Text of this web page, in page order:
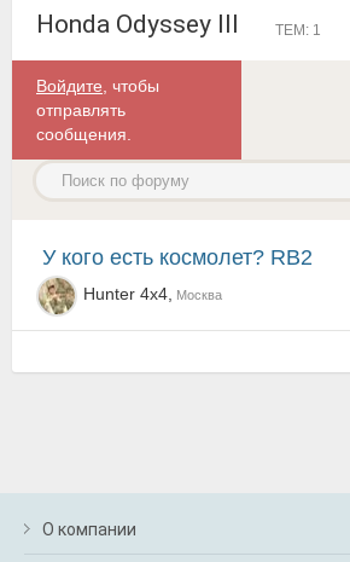
Honda Odyssey III ТЕМ: 1
Войдите , чтобы
отправлять
сообщения.
У кого есть космолет? RB2
Hunter 4x4, Москва
О компании